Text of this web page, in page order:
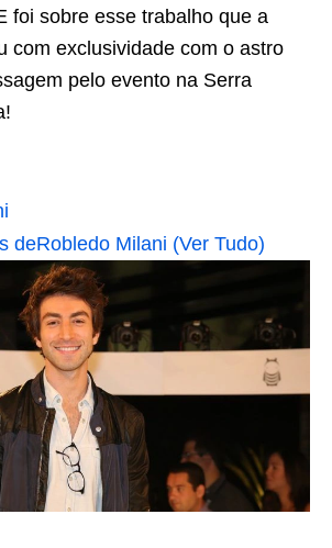
foi sobre esse trabalho que a
com exclusividade com o astro
pelo evento na Serra
deRobledo Milani (Ver Tudo)